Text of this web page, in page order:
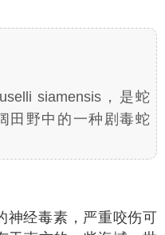
siamensis，是蛇
田野中的一种剧毒蛇
神经毒素，严重咬伤可